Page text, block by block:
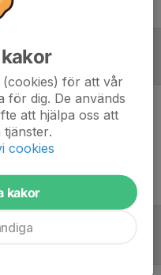
för att vår
för dig. De används
att hjälpa oss att
cookies
kakor